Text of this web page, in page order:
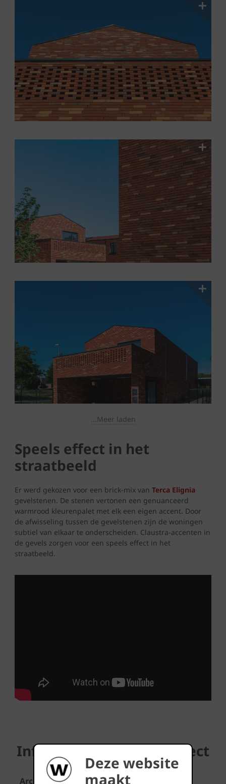
Deze website
maakt
...Meer laden
Speels effect in het
straatbeeld
Er werd gekozen voor een brick-mix van Terca Elignia
gevelstenen. De stenen vertonen een genuanceerd
warmrood kleurenpalet met elk een eigen accent. Door
de afwisseling tussen de gevelstenen zijn de woningen
subtiel van elkaar te onderscheiden. Claustra-accenten in
de gevels zorgen voor een speels effect in het
straatbeeld.
Informatie over het project
Architect Architecten Groep III, Kobe